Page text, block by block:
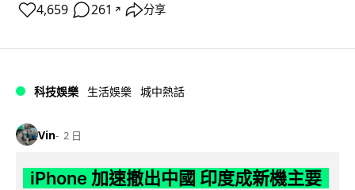
4,659 261 ↗ 分享
科技娛樂 生活娛樂 城中熱話
Vin 2 日
iPhone 加速撤出中國 印度成新機主要